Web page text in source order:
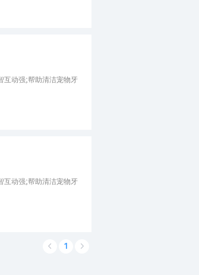
互动强;帮助清洁宠物牙
互动强;帮助清洁宠物牙
1